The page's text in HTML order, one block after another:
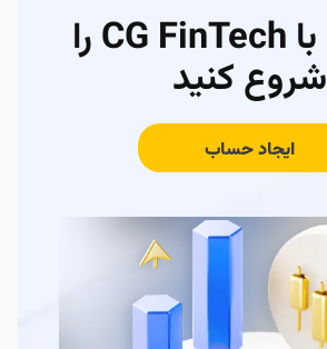
معامله با CG FinTech را
شروع کنید
ایجاد حساب